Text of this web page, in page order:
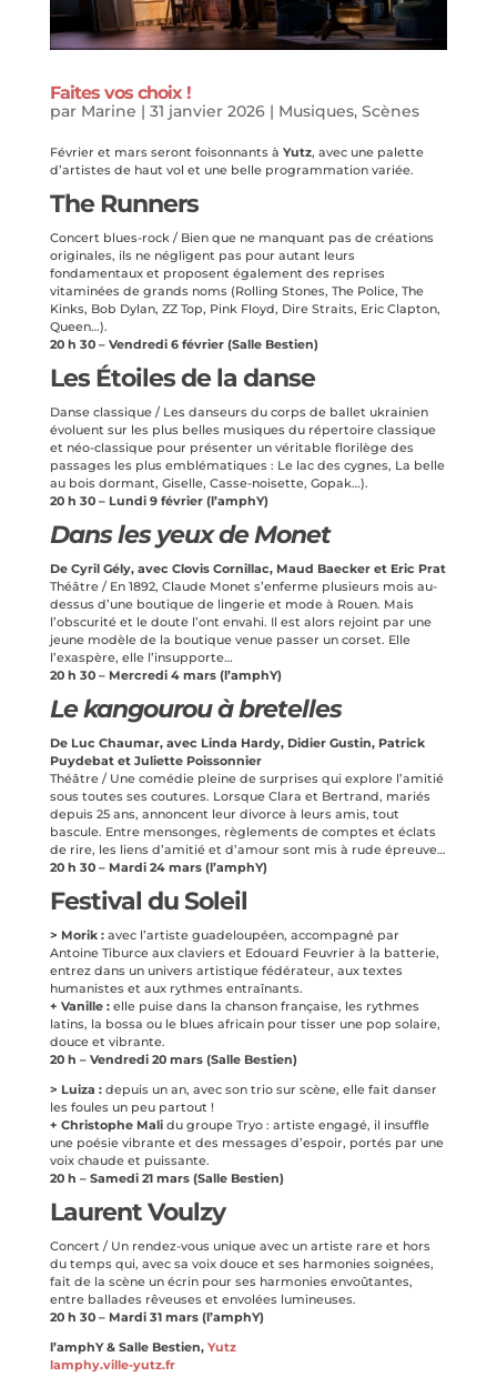
Faites vos choix !
par Marine | 31 janvier 2026| Musiques, Scènes
Février et mars seront foisonnants à Yutz, avec une palette
d’artistes de haut vol et une belle programmation variée.
The Runners
Concert blues-rock / Bien que ne manquant pas de créations
originales, ils ne négligent pas pour autant leurs
fondamentaux et proposent également des reprises
vitaminées de grands noms (Rolling Stones, The Police, The
Kinks, Bob Dylan, ZZ Top, Pink Floyd, Dire Straits, Eric Clapton,
Queen…).
20 h 30 – Vendredi 6 février (Salle Bestien)
Les Étoiles de la danse
Danse classique / Les danseurs du corps de ballet ukrainien
évoluent sur les plus belles musiques du répertoire classique
et néo-classique pour présenter un véritable florilège des
passages les plus emblématiques : Le lac des cygnes, La belle
au bois dormant, Giselle, Casse-noisette, Gopak…).
20 h 30 – Lundi 9 février (l’amphY)
Dans les yeux de Monet
De Cyril Gély, avec Clovis Cornillac, Maud Baecker et Eric Prat
Théâtre / En 1892, Claude Monet s’enferme plusieurs mois au-
dessus d’une boutique de lingerie et mode à Rouen. Mais
l’obscurité et le doute l’ont envahi. Il est alors rejoint par une
jeune modèle de la boutique venue passer un corset. Elle
l’exaspère, elle l’insupporte…
20 h 30 – Mercredi 4 mars (l’amphY)
Le kangourou à bretelles
De Luc Chaumar, avec Linda Hardy, Didier Gustin, Patrick
Puydebat et Juliette Poissonnier
Théâtre / Une comédie pleine de surprises qui explore l’amitié
sous toutes ses coutures. Lorsque Clara et Bertrand, mariés
depuis 25 ans, annoncent leur divorce à leurs amis, tout
bascule. Entre mensonges, règlements de comptes et éclats
de rire, les liens d’amitié et d’amour sont mis à rude épreuve…
20 h 30 – Mardi 24 mars (l’amphY)
Festival du Soleil
> Morik :avec l’artiste guadeloupéen, accompagné par
Antoine Tiburce aux claviers et Edouard Feuvrier à la batterie,
entrez dans un univers artistique fédérateur, aux textes
humanistes et aux rythmes entraînants.
+ Vanille :elle puise dans la chanson française, les rythmes
latins, la bossa ou le blues africain pour tisser une pop solaire,
douce et vibrante.
20 h – Vendredi 20 mars (Salle Bestien)
> Luiza :depuis un an, avec son trio sur scène, elle fait danser
les foules un peu partout !
+ Christophe Mali du groupe Tryo : artiste engagé, il insuffle
une poésie vibrante et des messages d’espoir, portés par une
voix chaude et puissante.
20 h – Samedi 21 mars (Salle Bestien)
Laurent Voulzy
Concert / Un rendez-vous unique avec un artiste rare et hors
du temps qui, avec sa voix douce et ses harmonies soignées,
fait de la scène un écrin pour ses harmonies envoûtantes,
entre ballades rêveuses et envolées lumineuses.
20 h 30 – Mardi 31 mars (l’amphY)
l’amphY & Salle Bestien, Yutz
lamphy.ville-yutz.fr